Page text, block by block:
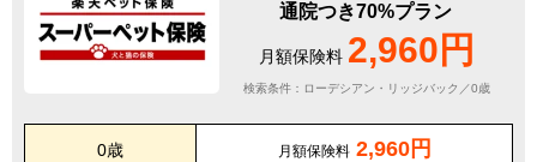
通院つき70%プラン
月額保険料 2,960円
検索条件：ローデシアン・リッジバック／0歳
0歳 月額保険料 2,960円